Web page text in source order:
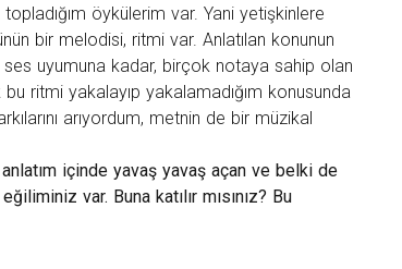
öykülerim var. Yani yetişkinlere
bir melodisi, ritmi var. Anlatılan konunun
uyumuna kadar, birçok notaya sahip olan
ritmi yakalayıp yakalamadığım konusunda
arıyordum, metnin de bir müzikal
içinde yavaş yavaş açan ve belki de
var. Buna katılır mısınız? Bu